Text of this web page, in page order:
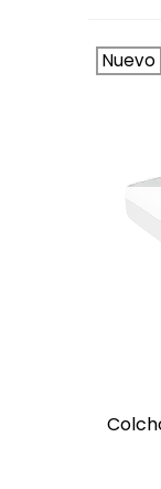
Nuevo